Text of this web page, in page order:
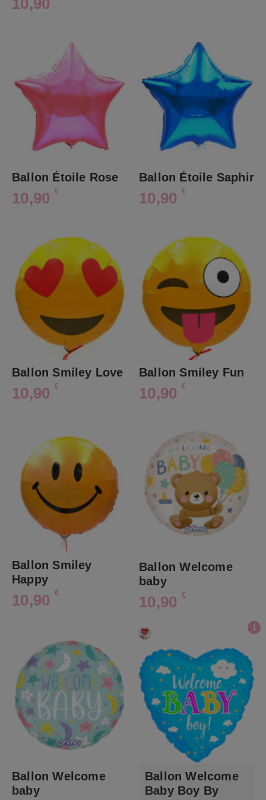
Ballon Étoile Rose
10,90 €
Ballon Étoile Saphir
10,90 €
Ballon Smiley Love
10,90 €
Ballon Smiley Fun
10,90 €
Ballon Smiley
Happy
10,90 €
Ballon Welcome
baby
10,90 €
Ballon Welcome
baby
1
Ballon Welcome
Baby Boy By